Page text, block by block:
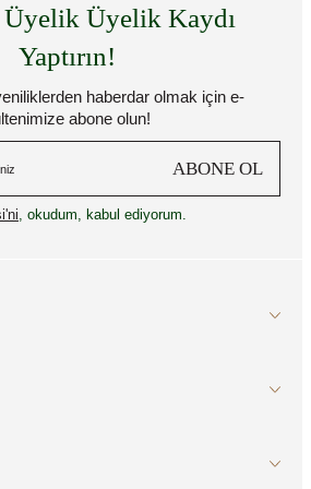
Üyelik Kaydı
Yaptırın!
haberdar olmak için e-
abone olun!
ABONE OL
, okudum, kabul ediyorum.